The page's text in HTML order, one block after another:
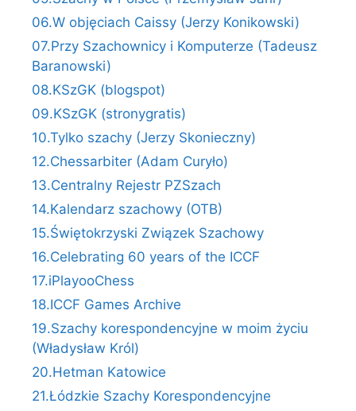
06.W objęciach Caissy (Jerzy Konikowski)
07.Przy Szachownicy i Komputerze (Tadeusz
Baranowski)
08.KSzGK (blogspot)
09.KSzGK (stronygratis)
10.Tylko szachy (Jerzy Skonieczny)
12.Chessarbiter (Adam Curyło)
13.Centralny Rejestr PZSzach
14.Kalendarz szachowy (OTB)
15.Świętokrzyski Związek Szachowy
16.Celebrating 60 years of the ICCF
17.iPlayooChess
18.ICCF Games Archive
19.Szachy korespondencyjne w moim życiu
(Władysław Król)
20.Hetman Katowice
21.Łódzkie Szachy Korespondencyjne